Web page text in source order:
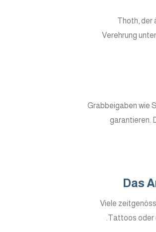
Thoth, der
Verehrung
Grabbeigaben wie
garantieren.
Das
Viele
Tattoos oder